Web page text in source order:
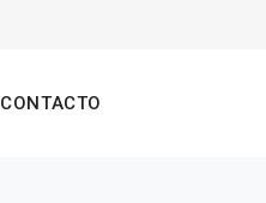
CONTACTO